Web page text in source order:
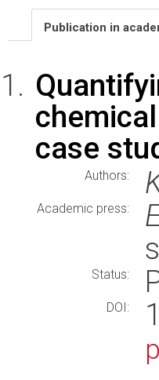
Publication in
case
Authors:
Academic press:
Status:
DOI: